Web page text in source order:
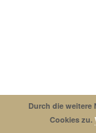
© Durch die weitere
Cookies zu.